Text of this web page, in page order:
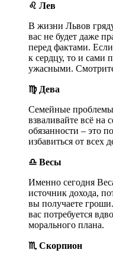
♌ Лев
В жизни Львов
вас не будет даже
перед фактами.
к сердцу, то и сами
ужасными.
♍ Дева
Семейные проблемы
взваливайте всё на
обязанности – это
избавиться от всех
♎ Весы
Именно сегодня
источник дохода,
вы получаете
вас потребуется
морального плана.
♏ Скорпион